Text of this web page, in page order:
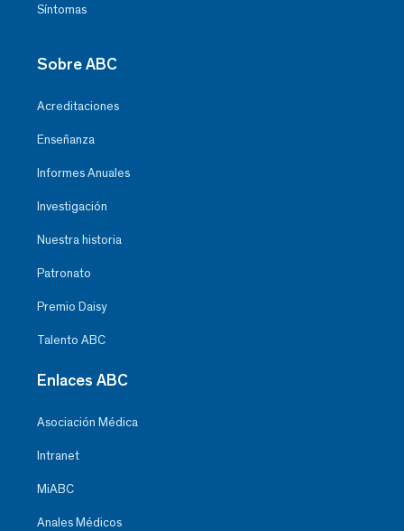
Síntomas
Sobre ABC
Acreditaciones
Enseñanza
Informes Anuales
Investigación
Nuestra historia
Patronato
Premio Daisy
Talento ABC
Enlaces ABC
Asociación Médica
Intranet
MiABC
Anales Médicos